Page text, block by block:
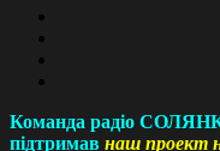
Команда радіо
підтримав наш проект